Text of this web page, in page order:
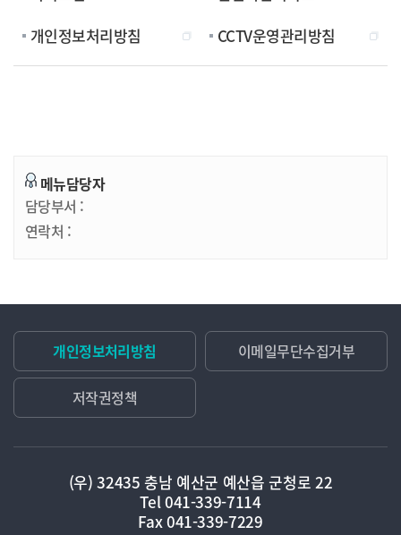
개인정보처리방침
CCTV운영관리방침
메뉴담당자
담당부서 :
연락처 :
개인정보처리방침 이메일무단수집거부
저작권정책
(우) 32435 충남 예산군 예산읍 군청로 22
Tel 041-339-7114
Fax 041-339-7229